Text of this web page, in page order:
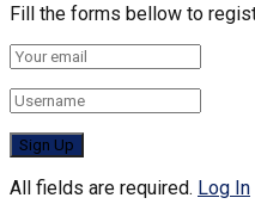
Fill the forms bellow to
All fields are required. Log In